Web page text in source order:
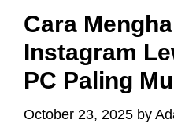
Cara
Instagram
PC Paling
October 23, 2025 by